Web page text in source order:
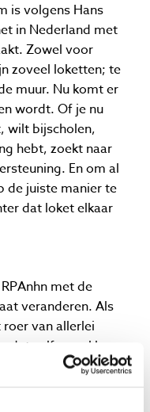
is volgens Hans
in Nederland met
Zowel voor
zoveel loketten; te
muur. Nu komt er
wordt. Of je nu
wilt bijscholen,
hebt, zoekt naar
En om al
de juiste manier te
dat loket elkaar
met de
veranderen. Als
van allerlei
zelf oppakken.
procesregisseur
en ondersteunt.